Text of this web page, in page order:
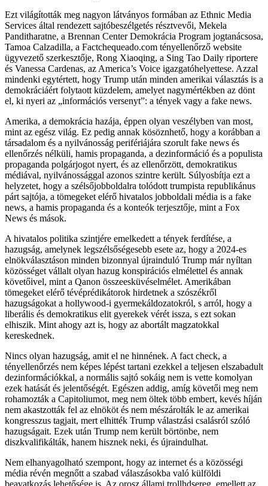
Ezt világították meg nagyon látványos formában az Ethnic Media
Services által rendezett sajtóbeszélgetés résztvevői, Mekela
Panditharatne, a Brennan Center Demokrácia Program jogtanácsosa,
Tamoa Calzadilla, a Factchequeado.com tényellenőrző website
ügyvezető szerkesztője, Rong Xiaoqing, a Sing Tao Daily riportere
és Vanessa Cardenas, az America’s Voice igazgatóhelyettese. Azzal
mindenki egytértett, hogy Trump után minden amerikai választás is a
demokráciáért folytaott küzdelem, amelyet nagymértékben az dönt
el, ki nyeri az „információs versenyt”: a tények vagy a fake news.
Amerika, a demokrácia hazája, éppen olyan veszélyben van most,
mint az egész világ. Ez pedig annak kösöznhető, hogy a korábban a
társadalom és a nyilvánosság perifériájára szorult fake news és
ellenőrzés nélküli, hamis propaganda, a dezinformáció és a populista
propaganda polgárjogot nyert, és az ellenőrzött, demokratikus
médiával, nyilvánossággal azonos szintre került. Súlyosbítja ezt a
helyzetet, hogy a szélsőjobboldalra tolódott trumpista republikánus
párt sajtója, a tömegeket elérő hivatalos jobboldali média is a fake
news, a hamis propaganda és a konteók terjesztője, mint a Fox
News és mások.
A hivatalos politika szintjére emelkedett a tények ferdítése, a
hazugság, amelynek legszélsőségesebb esete az, hogy a 2024-es
elnökválasztáson minden bizonnyal újrainduló Trump már nyíltan
közösséget vállalt olyan hazug konspirációs elmélettel és annak
követőivel, mint a Qanon összeesküvéselmélet. Amerikában
tömegeket elérő tévéprédikátorok hirdetnek a szószékről
hazugságokat a hollywood-i gyermekáldozatokról, s arról, hogy a
liberális és demokratikus elit gyerekek vérét issza, s ezt sokan
elhiszik. Mint ahogy azt is, hogy az abortált magzatokkal
kereskednek.
Nincs olyan hazugság, amit el ne hinnének. A fact check, a
tényellenőrzés nem képes lépést tartani ezekkel a teljesen elszabadult
dezinformációkkal, a normális sajtó sokáig nem is vette komolyan
ezek hatását és jelentőségét. Egészen addig, amíg követői meg nem
rohamozták a Capitoliumot, meg nem öltek több embert, kevés híján
nem akastzották fel az elnököt és nem mészárolták le az amerikai
kongresszus tagjait, mert elhitték Trump válastzási csalásról szóló
hazugságait. Ezek után Trump nem került börtönbe, nem
diszkvalifikálták, hanem hisznek neki, és újraindulhat.
Nem elhanyagolható szempont, hogy az internet és a közösségi
média révén megnőtt a szabad válaszásokba való külföldi
beavatkozás lehetősége is. Az orosz állami trollhdsereg, emellett az